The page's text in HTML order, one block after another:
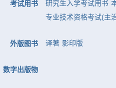
考试用书 研究生入学考试用书
专业技术资格考试(主
外版图书 译著 影印版
数字出版物